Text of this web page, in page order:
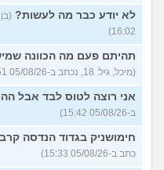
בעיות ביני לבית הזוג, מה
לעשות?
לא משלמת בדייטים
29)
יוצאת איתו היום לדייט
בטיילת או מועדון?
26)
לא יודע כבר מה לעשות?
16:02)
תהיתם פעם מה הכוונה
(מיכל, גיל: 18, נכתב ב-05/08/26 15:51)
אני רוצה לטוס לבד אבל
ב-05/08/26 15:42)
חימושניק בגדוד הנדסה קרבית
כתב ב-05/08/26 15:33)